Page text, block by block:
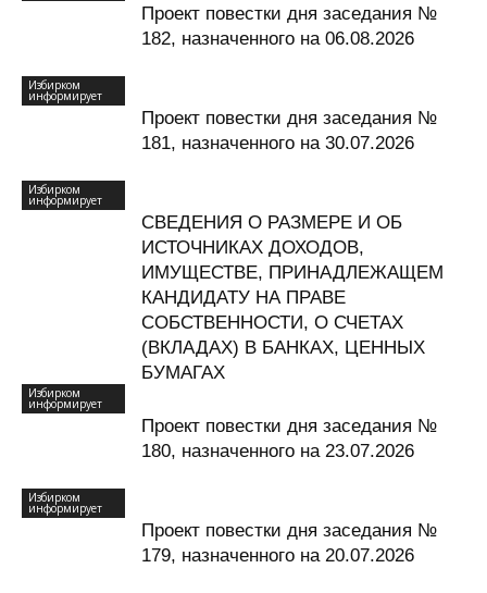
Проект повестки дня заседания №
182, назначенного на 06.08.2026
Избирком
информирует
Проект повестки дня заседания №
181, назначенного на 30.07.2026
Избирком
информирует
СВЕДЕНИЯ О РАЗМЕРЕ И ОБ
ИСТОЧНИКАХ ДОХОДОВ,
ИМУЩЕСТВЕ, ПРИНАДЛЕЖАЩЕМ
КАНДИДАТУ НА ПРАВЕ
СОБСТВЕННОСТИ, О СЧЕТАХ
(ВКЛАДАХ) В БАНКАХ, ЦЕННЫХ
БУМАГАХ
Избирком
информирует
Проект повестки дня заседания №
180, назначенного на 23.07.2026
Избирком
информирует
Проект повестки дня заседания №
179, назначенного на 20.07.2026